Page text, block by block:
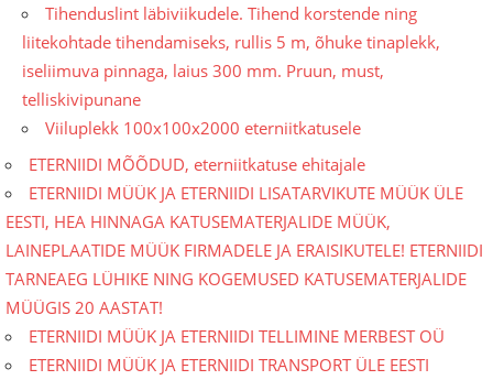
Tihenduslint läbiviikudele. Tihend korstende ning
liitekohtade tihendamiseks, rullis 5 m, õhuke tinaplekk,
iseliimuva pinnaga, laius 300 mm. Pruun, must,
telliskivipunane
Viiluplekk 100x100x2000 eterniitkatusele
ETERNIIDI MÕÕDUD, eterniitkatuse ehitajale
ETERNIIDI MÜÜK JA ETERNIIDI LISATARVIKUTE MÜÜK ÜLE
EESTI, HEA HINNAGA KATUSEMATERJALIDE MÜÜK,
LAINEPLAATIDE MÜÜK FIRMADELE JA ERAISIKUTELE! ETERNIIDI
TARNEAEG LÜHIKE NING KOGEMUSED KATUSEMATERJALIDE
MÜÜGIS 20 AASTAT!
ETERNIIDI MÜÜK JA ETERNIIDI TELLIMINE MERBEST OÜ
ETERNIIDI MÜÜK JA ETERNIIDI TRANSPORT ÜLE EESTI